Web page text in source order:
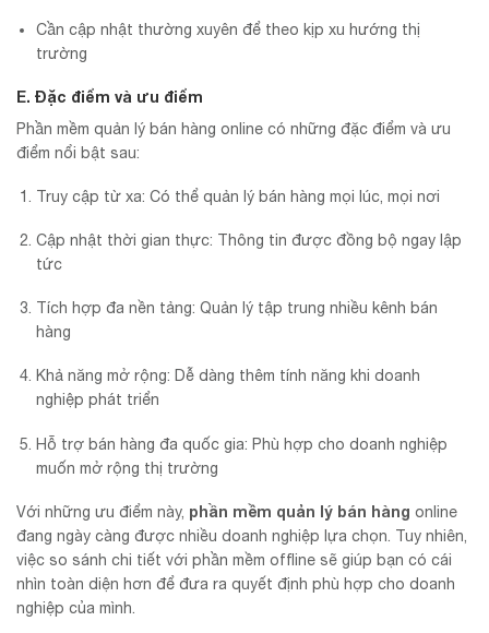
Cần cập nhật thường xuyên để theo kịp xu hướng thị
trường
E. Đặc điểm và ưu điểm
Phần mềm quản lý bán hàng online có những đặc điểm và ưu
điểm nổi bật sau:
Truy cập từ xa: Có thể quản lý bán hàng mọi lúc, mọi nơi
Cập nhật thời gian thực: Thông tin được đồng bộ ngay lập
tức
Tích hợp đa nền tảng: Quản lý tập trung nhiều kênh bán
hàng
Khả năng mở rộng: Dễ dàng thêm tính năng khi doanh
nghiệp phát triển
Hỗ trợ bán hàng đa quốc gia: Phù hợp cho doanh nghiệp
muốn mở rộng thị trường
Với những ưu điểm này, phần mềm quản lý bán hàng online
đang ngày càng được nhiều doanh nghiệp lựa chọn. Tuy nhiên,
việc so sánh chi tiết với phần mềm offline sẽ giúp bạn có cái
nhìn toàn diện hơn để đưa ra quyết định phù hợp cho doanh
nghiệp của mình.